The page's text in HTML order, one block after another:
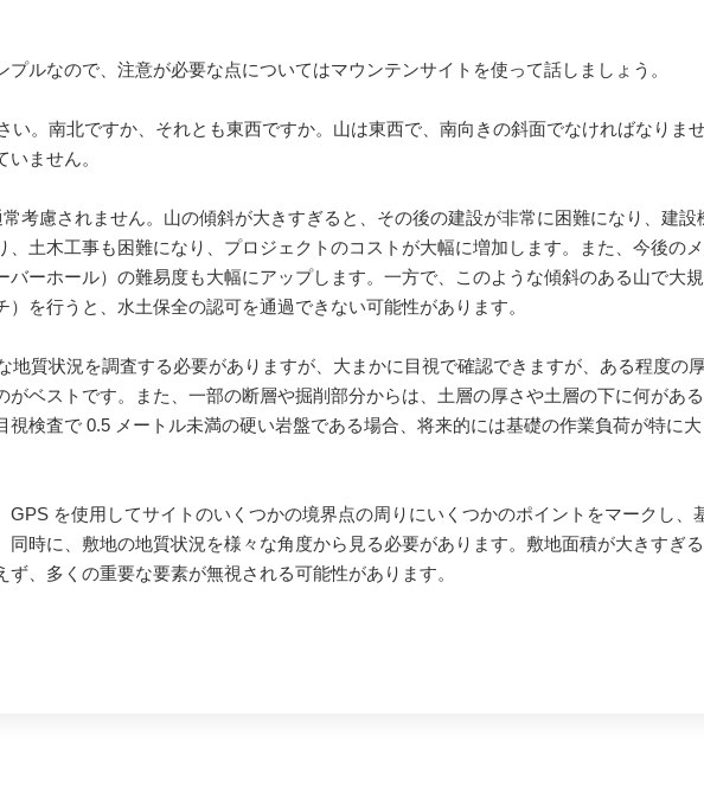
ルなので、注意が必要な点についてはマウンテンサイトを使って話しましょう。
い。南北ですか、それとも東西ですか。山は東西で、南向きの斜面でなければなりませ
ません。
考慮されません。山の傾斜が大きすぎると、その後の建設が非常に困難になり、建設
、土木工事も困難になり、プロジェクトのコストが大幅に増加します。また、今後の
バーホール）の難易度も大幅にアップします。一方で、このような傾斜のある山で大
を行うと、水土保全の認可を通過できない可能性があります。
地質状況を調査する必要がありますが、大まかに目視で確認できますが、ある程度の
がベストです。また、一部の断層や掘削部分からは、土層の厚さや土層の下に何があ
視検査で 0.5 メートル未満の硬い岩盤である場合、将来的には基礎の作業負荷が特に大
GPS を使用してサイトのいくつかの境界点の周りにいくつかのポイントをマークし、
同時に、敷地の地質状況を様々な角度から見る必要があります。敷地面積が大きすぎ
、多くの重要な要素が無視される可能性があります。